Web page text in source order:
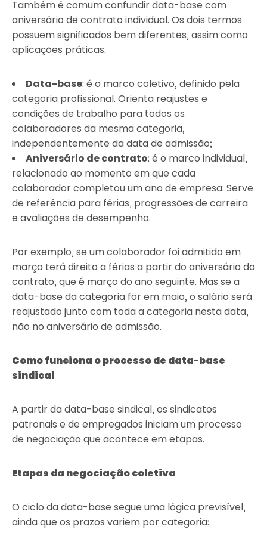
Também é comum confundir data-base com
aniversário de contrato individual. Os dois termos
possuem significados bem diferentes, assim como
aplicações práticas.
Data-base: é o marco coletivo, definido pela
categoria profissional. Orienta reajustes e
condições de trabalho para todos os
colaboradores da mesma categoria,
independentemente da data de admissão;
Aniversário de contrato: é o marco individual,
relacionado ao momento em que cada
colaborador completou um ano de empresa. Serve
de referência para férias, progressões de carreira
e avaliações de desempenho.
Por exemplo, se um colaborador foi admitido em
março terá direito a férias a partir do aniversário do
contrato, que é março do ano seguinte. Mas se a
data-base da categoria for em maio, o salário será
reajustado junto com toda a categoria nesta data,
não no aniversário de admissão.
Como funciona o processo de data-base
sindical
A partir da data-base sindical, os sindicatos
patronais e de empregados iniciam um processo
de negociação que acontece em etapas.
Etapas da negociação coletiva
O ciclo da data-base segue uma lógica previsível,
ainda que os prazos variem por categoria: